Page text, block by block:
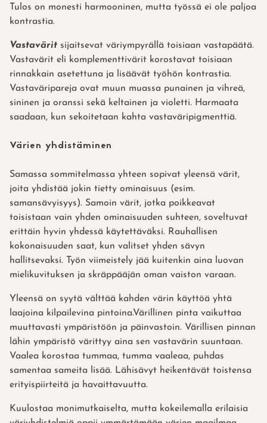
Tulos on monesti harmooninen, mutta työssä ei ole paljoa
kontrastia.
Vastavärit sijaitsevat väriympyrällä toisiaan vastapäätä.
Vastavärit eli komplementtivärit korostavat toisiaan
rinnakkain asetettuna ja lisäävät työhön kontrastia.
Vastaväripareja ovat muun muassa punainen ja vihreä,
sininen ja oranssi sekä keltainen ja violetti. Harmaata
saadaan, kun sekoitetaan kahta vastaväripigmenttiä.
Värien yhdistäminen
Samassa sommitelmassa yhteen sopivat yleensä värit,
joita yhdistää jokin tietty ominaisuus (esim.
samansävyisyys). Samoin värit, jotka poikkeavat
toisistaan vain yhden ominaisuuden suhteen, soveltuvat
erittäin hyvin yhdessä käytettäväksi. Rauhallisen
kokonaisuuden saat, kun valitset yhden sävyn
hallitsevaksi. Työn viimeistely jää kuitenkin aina luovan
mielikuvituksen ja skräppääjän oman vaiston varaan.
Yleensä on syytä välttää kahden värin käyttöä yhtä
laajoina kilpailevina pintoina.Värillinen pinta vaikuttaa
muuttavasti ympäristöön ja päinvastoin. Värillisen pinnan
lähin ympäristö värittyy aina sen vastavärin suuntaan.
Vaalea korostaa tummaa, tumma vaaleaa, puhdas
samentaa sameita lisää. Lähisävyt heikentävät toistensa
erityispiirteitä ja havaittavuutta.
Kuulostaa monimutkaiselta, mutta kokeilemalla erilaisia